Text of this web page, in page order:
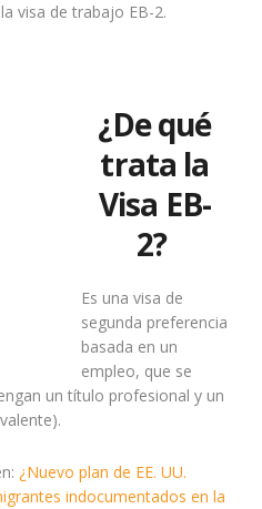
visa de trabajo EB-2.
¿De qué
trata la
Visa EB-
2?
Es una visa de
segunda preferencia
basada en un
empleo, que se
un título profesional y un
¿Nuevo plan de EE. UU.
indocumentados en la